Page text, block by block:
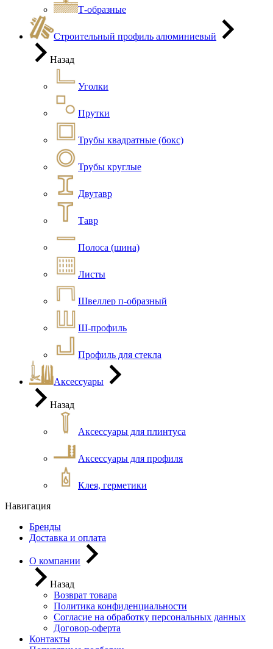
Т-образные
Строительный профиль алюминиевый
Назад
Уголки
Прутки
Трубы квадратные (бокс)
Трубы круглые
Двутавр
Тавр
Полоса (шина)
Листы
Швеллер п-образный
Ш-профиль
Профиль для стекла
Аксессуары
Назад
Аксессуары для плинтуса
Аксессуары для профиля
Клея, герметики
Навигация
Бренды
Доставка и оплата
О компании
Назад
Возврат товара
Политика конфиденциальности
Согласие на обработку персональных данных
Договор-оферта
Контакты